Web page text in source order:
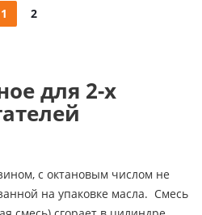
1 2
для 2-х
с октановым числом не
на упаковке масла. Смесь